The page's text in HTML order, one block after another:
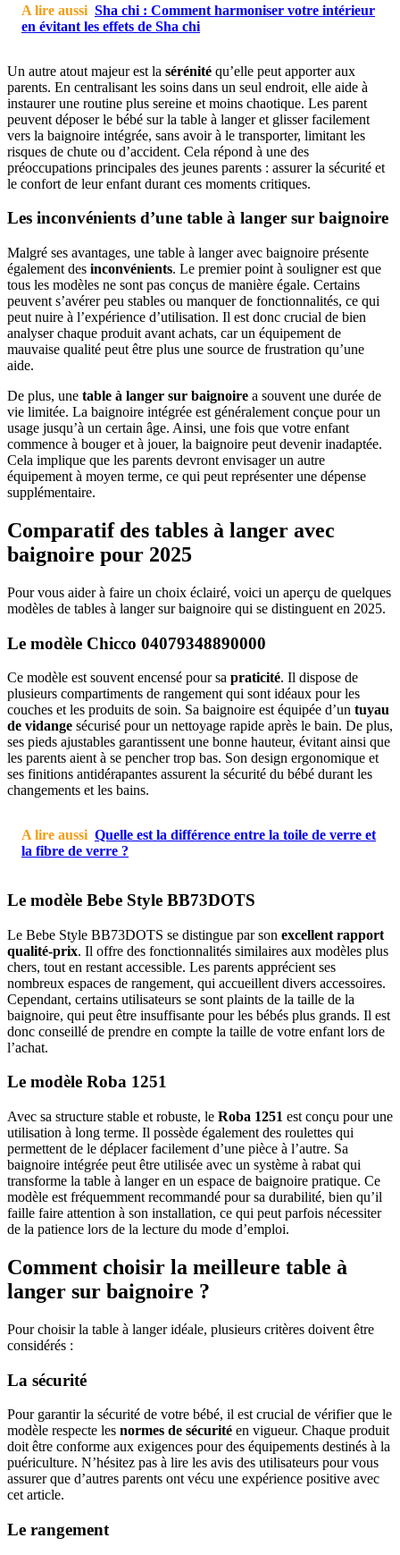
A lire aussi Sha chi : Comment harmoniser votre intérieur
en évitant les effets de Sha chi
Un autre atout majeur est la sérénité qu’elle peut apporter aux
parents. En centralisant les soins dans un seul endroit, elle aide à
instaurer une routine plus sereine et moins chaotique. Les parent
peuvent déposer le bébé sur la table à langer et glisser facilement
vers la baignoire intégrée, sans avoir à le transporter, limitant les
risques de chute ou d’accident. Cela répond à une des
préoccupations principales des jeunes parents : assurer la sécurité et
le confort de leur enfant durant ces moments critiques.
Les inconvénients d’une table à langer sur baignoire
Malgré ses avantages, une table à langer avec baignoire présente
également des inconvénients. Le premier point à souligner est que
tous les modèles ne sont pas conçus de manière égale. Certains
peuvent s’avérer peu stables ou manquer de fonctionnalités, ce qui
peut nuire à l’expérience d’utilisation. Il est donc crucial de bien
analyser chaque produit avant achats, car un équipement de
mauvaise qualité peut être plus une source de frustration qu’une
aide.
De plus, une table à langer sur baignoire a souvent une durée de
vie limitée. La baignoire intégrée est généralement conçue pour un
usage jusqu’à un certain âge. Ainsi, une fois que votre enfant
commence à bouger et à jouer, la baignoire peut devenir inadaptée.
Cela implique que les parents devront envisager un autre
équipement à moyen terme, ce qui peut représenter une dépense
supplémentaire.
Comparatif des tables à langer avec
baignoire pour 2025
Pour vous aider à faire un choix éclairé, voici un aperçu de quelques
modèles de tables à langer sur baignoire qui se distinguent en 2025.
Le modèle Chicco 04079348890000
Ce modèle est souvent encensé pour sa praticité. Il dispose de
plusieurs compartiments de rangement qui sont idéaux pour les
couches et les produits de soin. Sa baignoire est équipée d’un tuyau
de vidange sécurisé pour un nettoyage rapide après le bain. De plus,
ses pieds ajustables garantissent une bonne hauteur, évitant ainsi que
les parents aient à se pencher trop bas. Son design ergonomique et
ses finitions antidérapantes assurent la sécurité du bébé durant les
changements et les bains.
A lire aussi Quelle est la différence entre la toile de verre et
la fibre de verre ?
Le modèle Bebe Style BB73DOTS
Le Bebe Style BB73DOTS se distingue par son excellent rapport
qualité-prix. Il offre des fonctionnalités similaires aux modèles plus
chers, tout en restant accessible. Les parents apprécient ses
nombreux espaces de rangement, qui accueillent divers accessoires.
Cependant, certains utilisateurs se sont plaints de la taille de la
baignoire, qui peut être insuffisante pour les bébés plus grands. Il est
donc conseillé de prendre en compte la taille de votre enfant lors de
l’achat.
Le modèle Roba 1251
Avec sa structure stable et robuste, le Roba 1251 est conçu pour une
utilisation à long terme. Il possède également des roulettes qui
permettent de le déplacer facilement d’une pièce à l’autre. Sa
baignoire intégrée peut être utilisée avec un système à rabat qui
transforme la table à langer en un espace de baignoire pratique. Ce
modèle est fréquemment recommandé pour sa durabilité, bien qu’il
faille faire attention à son installation, ce qui peut parfois nécessiter
de la patience lors de la lecture du mode d’emploi.
Comment choisir la meilleure table à
langer sur baignoire ?
Pour choisir la table à langer idéale, plusieurs critères doivent être
considérés :
La sécurité
Pour garantir la sécurité de votre bébé, il est crucial de vérifier que le
modèle respecte les normes de sécurité en vigueur. Chaque produit
doit être conforme aux exigences pour des équipements destinés à la
puériculture. N’hésitez pas à lire les avis des utilisateurs pour vous
assurer que d’autres parents ont vécu une expérience positive avec
cet article.
Le rangement